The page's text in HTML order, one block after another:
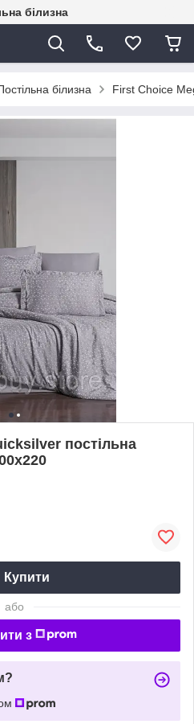
білизна
білизна First Choice
постільна
Купити
або
з